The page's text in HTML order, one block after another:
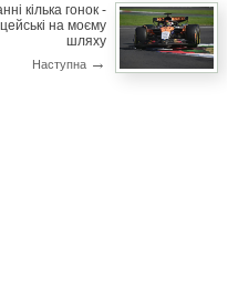
кілька гонок -
на моєму
шляху
Наступна →